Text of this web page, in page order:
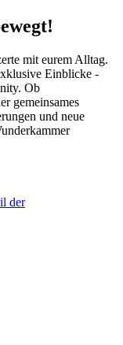
mit eurem Alltag.
Einblicke -
Ob
gemeinsames
und neue
der